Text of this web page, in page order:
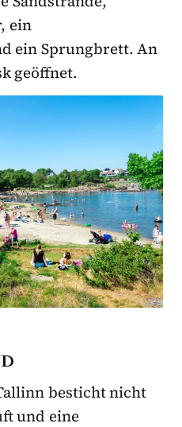
ein
ein Sprungbrett. An
geöffnet.
besticht nicht
und eine